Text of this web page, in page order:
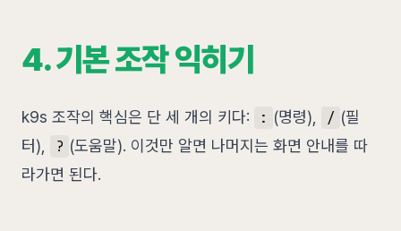
4. 기본 조작 익히기
k9s 조작의 핵심은 단 세 개의 키다: : (명령), / (필
터),
? (도움말). 이것만 알면 나머지는 화면 안내를 따
라가면 된다.